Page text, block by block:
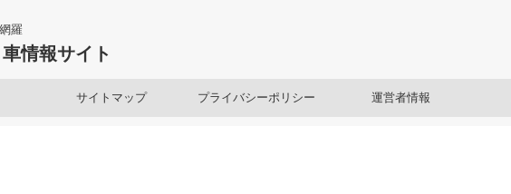
羅
情報サイト
サイトマップ プライバシーポリシー 運営者情報